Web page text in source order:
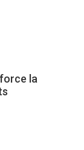
la